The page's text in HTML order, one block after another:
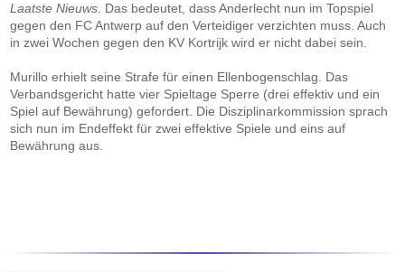
Laatste Nieuws . Das bedeutet, dass Anderlecht nun im Topspiel
gegen den FC Antwerp auf den Verteidiger verzichten muss. Auch
in zwei Wochen gegen den KV Kortrijk wird er nicht dabei sein.
Murillo erhielt seine Strafe für einen Ellenbogenschlag. Das
Verbandsgericht hatte vier Spieltage Sperre (drei effektiv und ein
Spiel auf Bewährung) gefordert. Die Disziplinarkommission sprach
sich nun im Endeffekt für zwei effektive Spiele und eins auf
Bewährung aus.